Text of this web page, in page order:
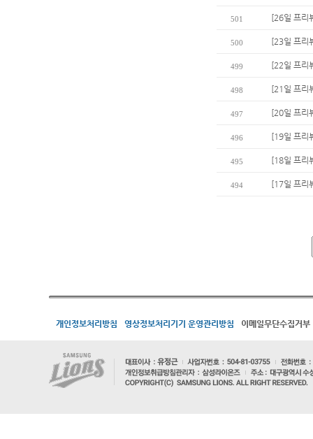
501 [26일 프리
500 [23일 프리
499 [22일 프리
498 [21일 프리
497 [20일 프리
496 [19일 프리
495 [18일 프리
494 [17일 프리
개인정보처리방침 영상정보처리기기 운영관리방침 이메일무단수집거부